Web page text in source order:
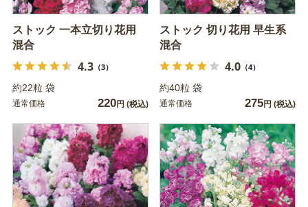
ストック 一本立切り花用
混合
4.3（3）
約22粒 袋
通常価格 220円 (税込)
ストック 切り花用 早生系
混合
4.0（4）
約40粒 袋
通常価格 275円 (税込)